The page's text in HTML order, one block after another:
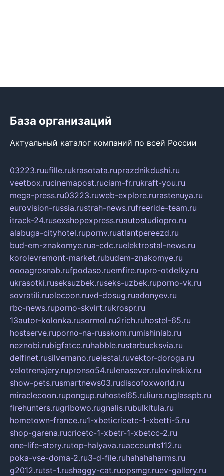
База организаций
Актуальный каталог компаний по всей России
03223.ruufille.rukrasotata.ruprazdnikdushi.ru
veetbox.rucinemapost.ruciam-fr.rukraft-you.ru
mega-press.ru03223.ruweb-explore.rurastenuya.ru
eurovision-russia.rustrah-news.rufreeride-team.ru
itrack-24.rusexshopexpress.ruautostudiopro.ru
alabuga-cityhotel.rupornv.ruatlantpereezd.ru
bud-em-znakomye.rua-cdc.ruelektrostal-news.ru
korolevremont-market.rubudem-znakomye.ru
oooagrosnab.rufpodaso.ruemfire.rupro-otdelky.ru
ukrasotki.ruseksuzbek.ruseks-uzbek.ruporno-vk.ru
sovratili.ruolecoon.ruvd-dosug.ruadonyev.ru
rbc-news.ruporno-skvirt.rukrospr.ru
13autor-kolonka.rusormol.ru2rich.ruhostel-65.ru
hostserve.ruporno-na-russkom.rumishinlab.ru
neznobi.rubigfatcc.ruhabble.rustarbucksvia.ru
delfinet.rusilvernano.ruelestal.ruvektor-doroga.ru
velotrenajery.rupronso54.rulenasever.rulovinskix.ru
show-pets.rusmartnews03.rudiscofoxworld.ru
miraclecoon.rupongup.ruhostel65.ruliura.ruglasspb.ru
firehunters.rugribowo.rugnalis.rubulkitula.ru
hometown-france.ru1-xbeticricetc-1-xbetti-5.ru
shop-garena.rucricetc-1-xbetr-1-xbetcc-2.ru
one-life-story.rutop-halyava.ruaccounts112.ru
poka-vse-doma-2.ru3-d-file.ruhahahaharms.ru
g2012.rutst-1.rushaggy-cat.ruopsmgr.ruev-gallery.ru